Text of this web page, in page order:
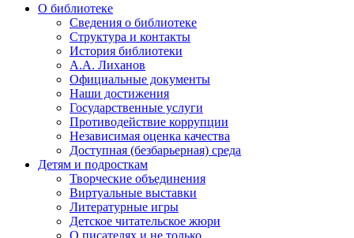
О библиотеке
Сведения о библиотеке
Структура и контакты
История библиотеки
А.А. Лиханов
Официальные документы
Наши достижения
Государственные услуги
Противодействие коррупции
Независимая оценка качества
Доступная (безбарьерная) среда
Детям и подросткам
Творческие объединения
Виртуальные выставки
Литературные игры
Детское читательское жюри
О писателях и не только